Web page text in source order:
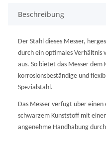
Beschreibung
Der Stahl dieses Messer,
durch ein optimales Verhältnis
aus. So bietet das Messer dem
korrosionsbeständige und
Spezialstahl.
Das Messer verfügt über
schwarzem Kunststoff mit
angenehme Handhabung